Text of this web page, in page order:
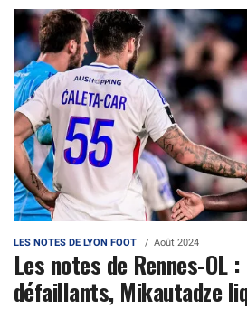
LES NOTES DE LYON FOOT Août 2024
Les notes de Rennes-OL
défaillants, Mikautadze